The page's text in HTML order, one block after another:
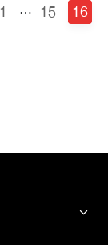
1 … 15 16